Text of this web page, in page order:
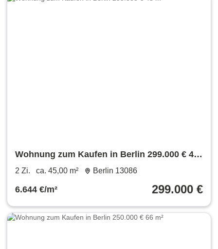
Wohnung zum Kaufen in Berlin 299.000 € 45
m²
2 Zi. ca. 45,00 m² Berlin 13086
6.644 €/m² 299.000 €